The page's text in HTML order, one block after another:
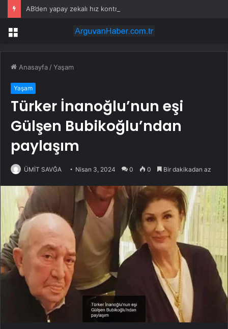
AB’den yapay zekalı hız kontrol sistemi
Menü
Anasayfa /Yaşam
Yaşam
Türker İnanoğlu’nun eşi
Gülşen Bubikoğlu’ndan
paylaşım
ÜMİT SAVĞA Nisan 3, 2024 0 0 Bir dakikadan az